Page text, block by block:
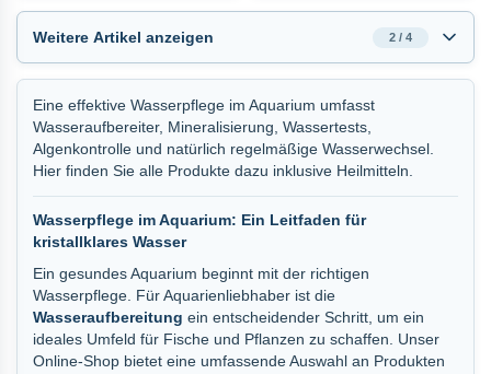
Weitere Artikel anzeigen 2 / 4
Eine effektive Wasserpflege im Aquarium umfasst
Wasseraufbereiter, Mineralisierung, Wassertests,
Algenkontrolle und natürlich regelmäßige Wasserwechsel.
Hier finden Sie alle Produkte dazu inklusive Heilmitteln.
Wasserpflege im Aquarium: Ein Leitfaden für
kristallklares Wasser
Ein gesundes Aquarium beginnt mit der richtigen
Wasserpflege. Für Aquarienliebhaber ist die
Wasseraufbereitung ein entscheidender Schritt, um ein
ideales Umfeld für Fische und Pflanzen zu schaffen. Unser
Online-Shop bietet eine umfassende Auswahl an Produkten